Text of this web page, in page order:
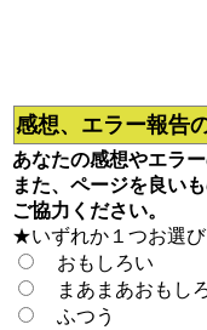
感想、エラー報告
あなたの感想やエラ
また、ページを良いも
ご協力ください。
★いずれか１つお選び
おもしろい
まあまあおもし
ふつう